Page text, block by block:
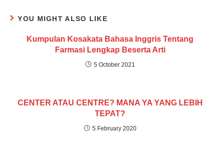
YOU MIGHT ALSO LIKE
Kumpulan Kosakata Bahasa Inggris Tentang
Farmasi Lengkap Beserta Arti
5 October 2021
CENTER ATAU CENTRE? MANA YA YANG LEBIH
TEPAT?
5 February 2020